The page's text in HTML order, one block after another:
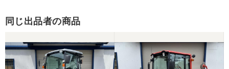
同じ出品者の商品